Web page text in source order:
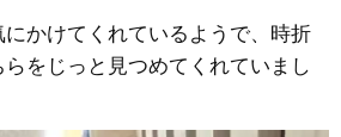
かけてくれているようで、時折
をじっと見つめてくれていまし